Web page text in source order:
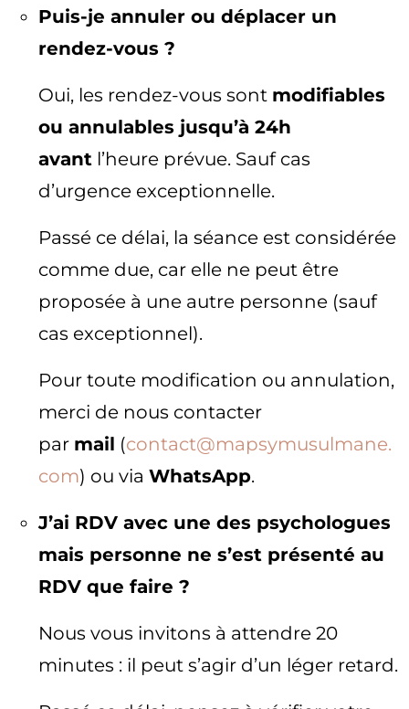
Puis-je annuler ou déplacer un
rendez-vous ?
Oui, les rendez-vous sont modifiables
ou annulables jusqu’à 24h
avant l’heure prévue. Sauf cas
d’urgence exceptionnelle.
Passé ce délai, la séance est considérée
comme due, car elle ne peut être
proposée à une autre personne (sauf
cas exceptionnel).
Pour toute modification ou annulation,
merci de nous contacter
par mail (contact@mapsymusulmane.
com) ou via WhatsApp.
J’ai RDV avec une des psychologues
mais personne ne s’est présenté au
RDV que faire ?
Nous vous invitons à attendre 20
minutes : il peut s’agir d’un léger retard.